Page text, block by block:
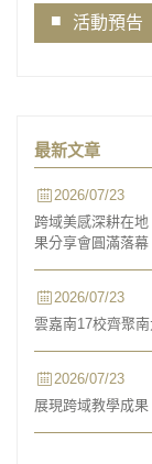
活動預告
最新文章
2026/07/23
跨域美感深耕在
果分享會圓滿落幕
2026/07/23
雲嘉南17校齊聚
2026/07/23
展現跨域教學成